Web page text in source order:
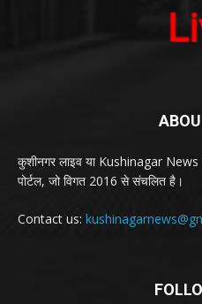
कुशीनगर लाइव या Kushinagar News
पोर्टल, जो विगत 2016 से संचलित है।
Contact us: